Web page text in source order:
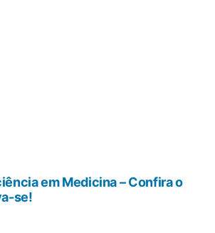
em Medicina – Confira o
se!